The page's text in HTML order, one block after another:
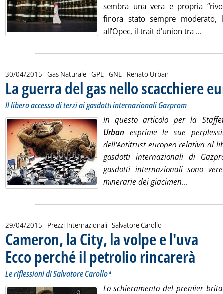
sembra una vera e propria
finora stato sempre moderato,
all'Opec, il trait d'union tra ...
30/04/2015 - Gas Naturale - GPL - GNL - di:
Renato Urban
La guerra del gas nello scacchiere
Il libero accesso di terzi ai gasdotti internazionali Gazprom
In questo articolo per la
Urban esprime le sue
dell'Antitrust europeo relativa al
gasdotti internazionali di
gasdotti internazionali sono
minerarie dei giacimen...
29/04/2015 - Prezzi Internazionali -di:
Salvatore Carollo
Cameron, la City, la volpe e l'uva
Ecco perché il petrolio rincarerà
Le riflessioni di Salvatore Carollo*
Lo schieramento del premier